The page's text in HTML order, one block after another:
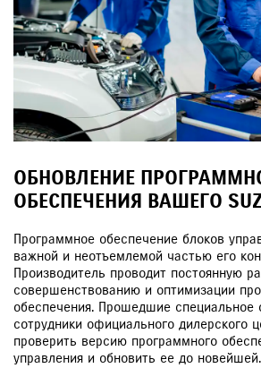
ОБНОВЛЕНИЕ
ОБЕСПЕЧЕНИЯ ВАШЕГО
Программное обеспечение блоков
важной и неотъемлемой частью его
Производитель проводит постоянную
совершенствованию и оптимизации
обеспечения. Прошедшие специальное
сотрудники официального дилерского
проверить версию программного
управления и обновить ее до новейшей.